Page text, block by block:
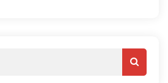
Search